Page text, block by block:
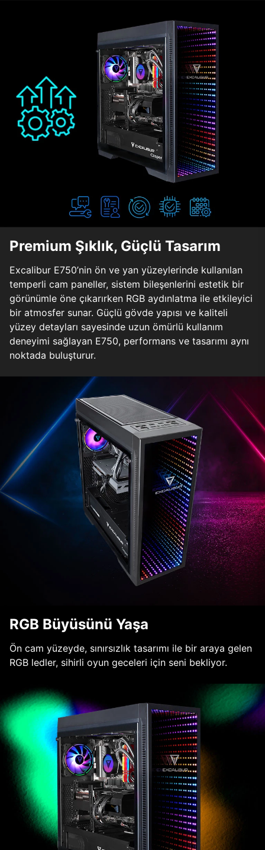
Premium Şıklık, Güçlü Tasarım
Excalibur E750’nin ön ve yan yüzeylerinde kullanılan
temperli cam paneller, sistem bileşenlerini estetik bir
görünümle öne çıkarırken RGB aydınlatma ile etkileyici
bir atmosfer sunar. Güçlü gövde yapısı ve kaliteli
yüzey detayları sayesinde uzun ömürlü kullanım
deneyimi sağlayan E750, performans ve tasarımı aynı
noktada buluşturur.
RGB Büyüsünü Yaşa
Ön cam yüzeyde, sınırsızlık tasarımı ile bir araya gelen
RGB ledler, sihirli oyun geceleri için seni bekliyor.